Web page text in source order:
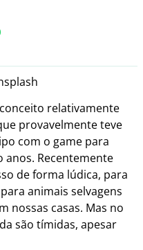
relativamente
provavelmente teve
com o game para
anos. Recentemente
de forma lúdica, para
animais selvagens
nossas casas. Mas no
são tímidas, apesar